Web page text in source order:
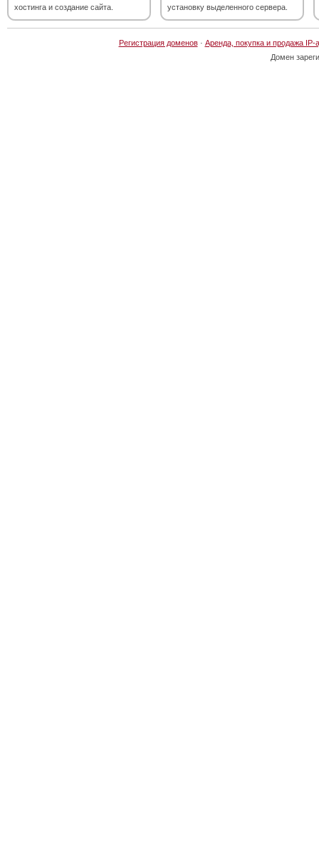
хостинга и создание сайта.
установку выделенного сервера.
Регистрация доменов· Аренда, покупка и продажа IP-
Домен